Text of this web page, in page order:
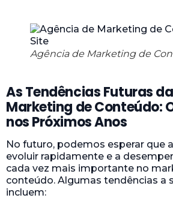
Agência de Marketing de
As Tendências Futuras
Marketing de Conteúdo:
nos Próximos Anos
No futuro, podemos esperar que
evoluir rapidamente e a
cada vez mais importante no
conteúdo. Algumas tendências a
incluem: